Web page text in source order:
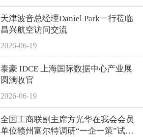
天津波音总经理Daniel Park一行莅临
昌兴航空访问交流
2026-06-19
泰豪 IDCE 上海国际数据中心产业展
圆满收官
2026-06-19
全国工商联副主席方光华在我会会员
单位赣州富尔特调研“一企一策”试点